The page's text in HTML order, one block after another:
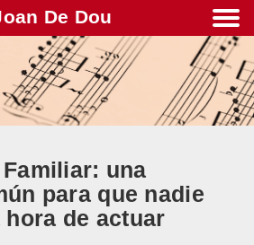
De Dou
una
para que nadie
de actuar